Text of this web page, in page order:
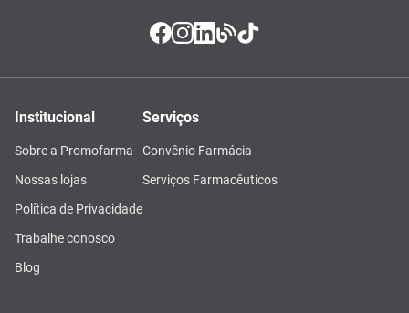
Institucional
Sobre a Promofarma
Nossas lojas
Política de Privacidade
Trabalhe conosco
Blog
Serviços
Convênio Farmácia
Serviços Farmacêuticos